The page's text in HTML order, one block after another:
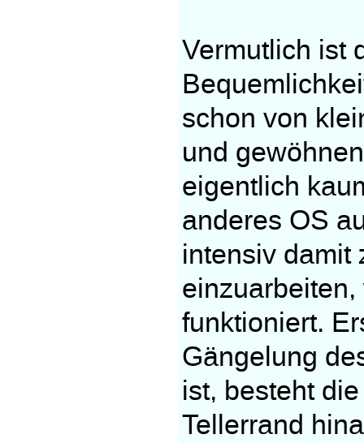
Vermutlich ist
schon von
und
eigentlich
anderes OS
intensiv damit
funktioniert.
Gängelung
ist, besteht
Tellerrand